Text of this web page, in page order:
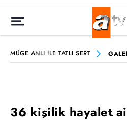
MÜGE ANLI İLE TATLI SERT
36 kişilik hayalet